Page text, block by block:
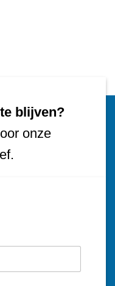
blijven?
onze